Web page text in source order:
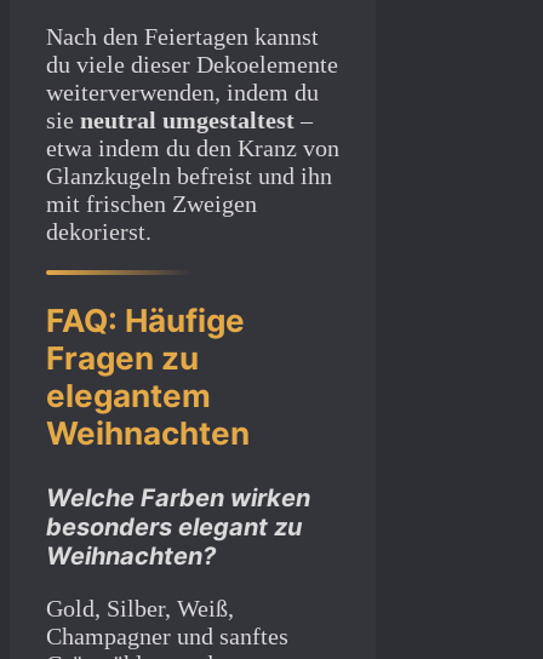
Nach den Feiertagen kannst
du viele dieser Dekoelemente
weiterverwenden, indem du
sie neutral umgestaltest –
etwa indem du den Kranz von
Glanzkugeln befreist und ihn
mit frischen Zweigen
dekorierst.
FAQ: Häufige
Fragen zu
elegantem
Weihnachten
Welche Farben wirken
besonders elegant zu
Weihnachten?
Gold, Silber, Weiß,
Champagner und sanftes